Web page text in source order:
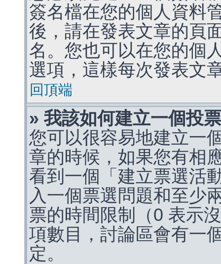
簽名檔在您的個人資料
後，請在發表文章的頁
名。您也可以在您的個
選項，這樣每次發表文
回頂端
» 我該如何建立一個投
您可以很容易地建立一
章的時候，如果您有相
看到一個「建立票選活
入一個票選問題和至少
票的時間限制（0 表示
項數目，討論區會有一
定。